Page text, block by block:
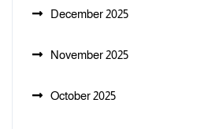
December 2025
November 2025
October 2025